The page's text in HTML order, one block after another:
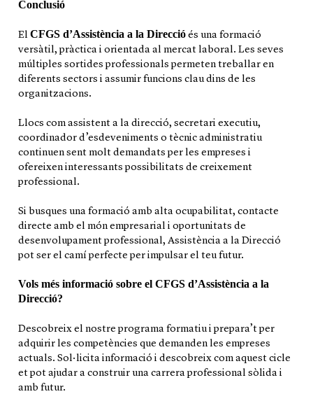
Conclusió
El CFGS d’Assistència a la Direcció és una formació
versàtil, pràctica i orientada al mercat laboral. Les seves
múltiples sortides professionals permeten treballar en
diferents sectors i assumir funcions clau dins de les
organitzacions.
Llocs com assistent a la direcció, secretari executiu,
coordinador d’esdeveniments o tècnic administratiu
continuen sent molt demandats per les empreses i
ofereixen interessants possibilitats de creixement
professional.
Si busques una formació amb alta ocupabilitat, contacte
directe amb el món empresarial i oportunitats de
desenvolupament professional, Assistència a la Direcció
pot ser el camí perfecte per impulsar el teu futur.
Vols més informació sobre el CFGS d’Assistència a la
Direcció?
Descobreix el nostre programa formatiu i prepara’t per
adquirir les competències que demanden les empreses
actuals. Sol·licita informació i descobreix com aquest cicle
et pot ajudar a construir una carrera professional sòlida i
amb futur.